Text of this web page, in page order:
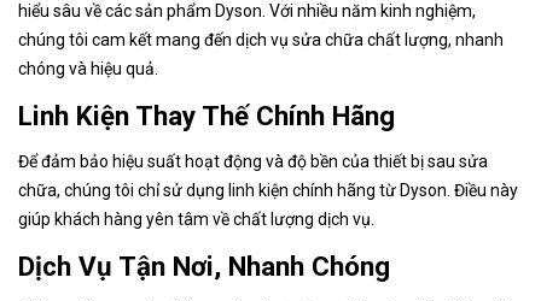
hiểu sâu về các sản phẩm Dyson. Với nhiều năm kinh nghiệm,
chúng tôi cam kết mang đến dịch vụ sửa chữa chất lượng, nhanh
chóng và hiệu quả.
Linh Kiện Thay Thế Chính Hãng
Để đảm bảo hiệu suất hoạt động và độ bền của thiết bị sau sửa
chữa, chúng tôi chỉ sử dụng linh kiện chính hãng từ Dyson. Điều này
giúp khách hàng yên tâm về chất lượng dịch vụ.
Dịch Vụ Tận Nơi, Nhanh Chóng